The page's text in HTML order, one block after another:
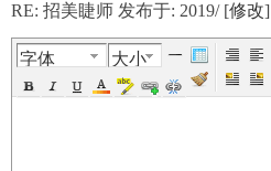
美› ›
RE: 招美睫师 发布于: 2019/ [修改]
字体 大小